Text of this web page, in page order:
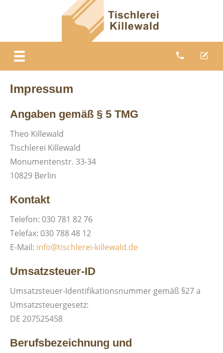
Impressum
Angaben gemäß § 5 TMG
Theo Killewald
Tischlerei Killewald
Monumentenstr. 33-34
10829 Berlin
Kontakt
Telefon: 030 781 82 76
Telefax: 030 788 48 12
E-Mail: info@tischlerei-killewald.de
Umsatzsteuer-ID
Umsatzsteuer-Identifikationsnummer gemäß §27 a
Umsatzsteuergesetz:
DE 207525458
Berufsbezeichnung und